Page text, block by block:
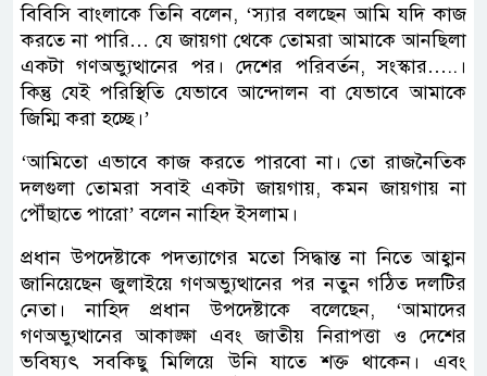
বিবিসি বাংলাকে তিনি বলেন, ‘স্যার বলছেন আমি যদি কাজ
করতে না পারি… যে জায়গা থেকে তোমরা আমাকে আনছিলা
একটা গণঅভ্যুত্থানের পর। দেশের পরিবর্তন, সংস্কার…..।
কিন্তু যেই পরিস্থিতি যেভাবে আন্দোলন বা যেভাবে আমাকে
জিম্মি করা হচ্ছে।’
‘আমিতো এভাবে কাজ করতে পারবো না। তো রাজনৈতিক
দলগুলা তোমরা সবাই একটা জায়গায়, কমন জায়গায় না
পৌঁছাতে পারো’ বলেন নাহিদ ইসলাম।
প্রধান উপদেষ্টাকে পদত্যাগের মতো সিদ্ধান্ত না নিতে আহ্বান
জানিয়েছেন জুলাইয়ে গণঅভ্যুত্থানের পর নতুন গঠিত দলটির
নেতা। নাহিদ প্রধান উপদেষ্টাকে বলেছেন, ‘আমাদের
গণঅভ্যুত্থানের আকাঙ্ক্ষা এবং জাতীয় নিরাপত্তা ও দেশের
ভবিষ্যৎ সবকিছু মিলিয়ে উনি যাতে শক্ত থাকেন। এবং